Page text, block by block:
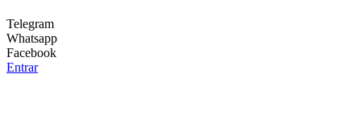
Telegram
Whatsapp
Facebook
Entrar